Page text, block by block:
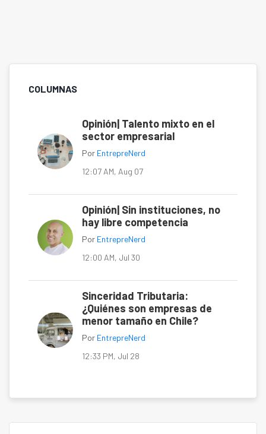
COLUMNAS
Opinión| Talento mixto en el
sector empresarial
Por EntrepreNerd
12:07 AM, Aug 07
Opinión| Sin instituciones, no
hay libre competencia
Por EntrepreNerd
12:00 AM, Jul 30
Sinceridad Tributaria:
¿Quiénes son empresas de
menor tamaño en Chile?
Por EntrepreNerd
12:33 PM, Jul 28